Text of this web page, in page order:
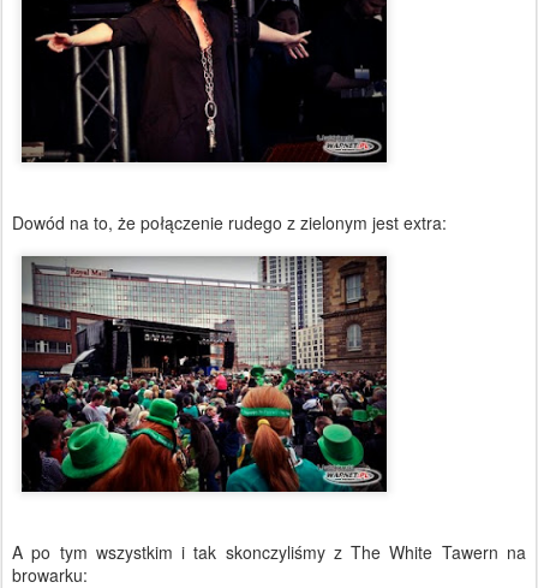
Dowód na to, że połączenie rudego z zielonym jest extra:
A po tym wszystkim i tak skonczyliśmy z The White Tawern na
browarku: